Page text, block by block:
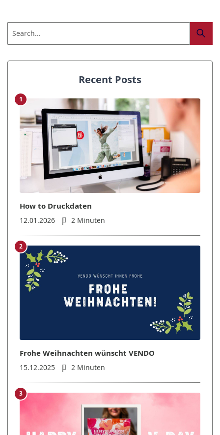
Recent Posts
1
How to Druckdaten
12.01.2026 2 Minuten
2
Frohe Weihnachten wünscht VENDO
15.12.2025 2 Minuten
3